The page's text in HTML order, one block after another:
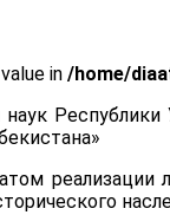
in /home/